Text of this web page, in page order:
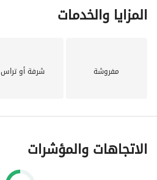
المزايا والخدمات
مفروشة شرفة أو تراس
الاتجاهات والمؤشرات